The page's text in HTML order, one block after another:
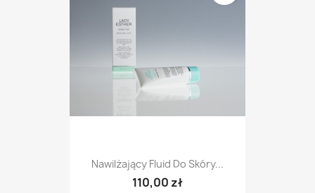
Nawilżający Fluid Do Skóry...
110,00 zł